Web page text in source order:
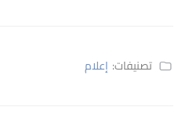
تصنيفات: إعلام